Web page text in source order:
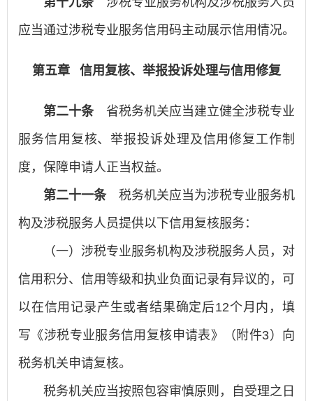
应当通过涉税专业服务信用码主动展示信用情况。
第五章 信用复核、举报投诉处理与信用修复
第二十条 省税务机关应当建立健全涉税专业
服务信用复核、举报投诉处理及信用修复工作制
度，保障申请人正当权益。
第二十一条 税务机关应当为涉税专业服务机
构及涉税服务人员提供以下信用复核服务：
（一）涉税专业服务机构及涉税服务人员，对
信用积分、信用等级和执业负面记录有异议的，可
以在信用记录产生或者结果确定后12个月内，填
写《涉税专业服务信用复核申请表》（附件3）向
税务机关申请复核。
税务机关应当按照包容审慎原则，自受理之日